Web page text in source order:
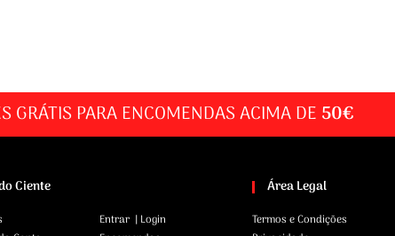
GRÁTIS PARA ENCOMENDAS ACIMA DE 50€
Ciente
Entrar | Login
Área Legal
Termos e Condições